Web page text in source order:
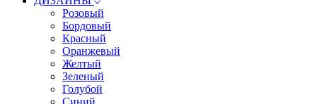
Розовый
Бордовый
Красный
Оранжевый
Желтый
Зеленый
Голубой
Синий